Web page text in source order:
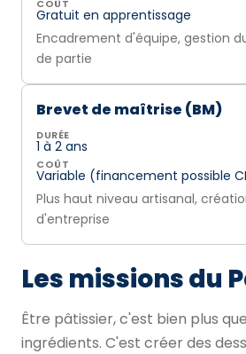
COÛT
Gratuit en apprentissage
Encadrement d'équipe, gestion
de partie
Brevet de maîtrise (BM)
DURÉE
1 à 2 ans
COÛT
Variable (financement possible
Plus haut niveau artisanal,
d'entreprise
Les missions du
Être pâtissier, c'est bien plus
ingrédients. C'est créer des